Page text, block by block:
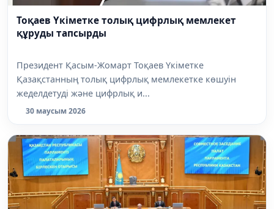
Тоқаев Үкіметке толық цифрлық мемлекет
құруды тапсырды
Президент Қасым-Жомарт Тоқаев Үкіметке
Қазақстанның толық цифрлық мемлекетке көшуін
жеделдетуді және цифрлық и...
30 маусым 2026